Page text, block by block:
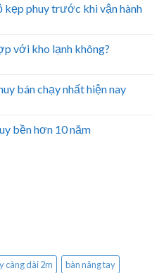
phuy trước khi vận hành
với kho lạnh không?
bán chạy nhất hiện nay
bền hơn 10 năm
càng dài 2m
bàn nâng tay